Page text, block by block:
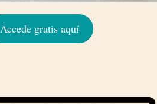
Accede gratis aquí